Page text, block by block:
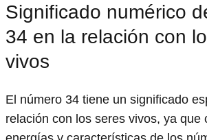
Significado numérico
34 en la relación con
vivos
El número 34 tiene un significado
relación con los seres vivos, ya que